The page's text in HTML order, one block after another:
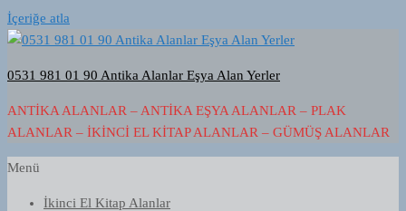
İçeriğe atla
0531 981 01 90 Antika Alanlar Eşya Alan Yerler
ANTIKA ALANLAR – ANTIKA EŞYA ALANLAR – PLAK
ALANLAR – İKINCI EL KITAP ALANLAR – GÜMÜŞ ALANLAR
Menü
İkinci El Kitap Alanlar